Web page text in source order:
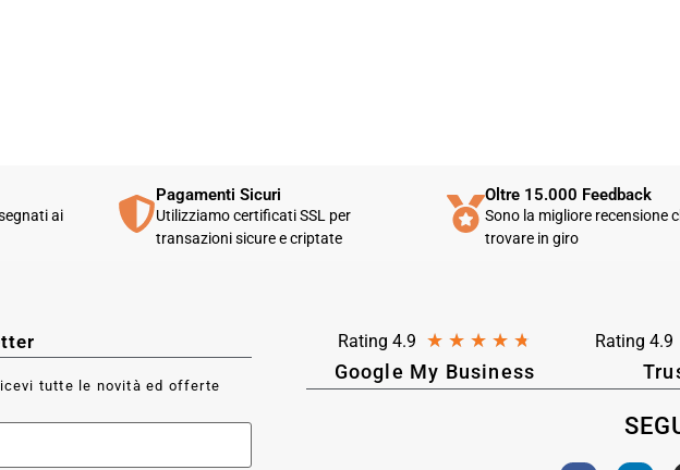
ai
Pagamenti Sicuri
Utilizziamo certificati SSL per
transazioni sicure e criptate
Oltre 15.000 Feedback
Sono la migliore recensione
trovare in giro
tutte le novità ed offerte
Rating 4.9 ★ ★ ★ ★ ★
Google My Business
Rating 4.9